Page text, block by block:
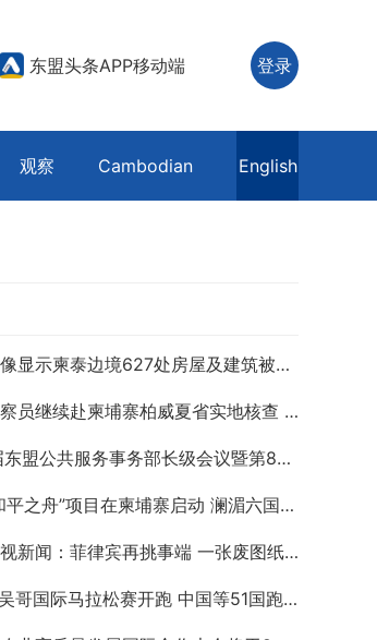
东盟头条APP移动端 登录
观察 Cambodian English
卫星影像显示柬泰边境627处房屋及建筑被夷平 人权组织呼吁保护平民财产
东盟观察员继续赴柬埔寨柏威夏省实地核查 走访遭袭柬埔寨平民村庄
第23届东盟公共服务事务部长级会议暨第8届东盟与中日韩公共服务事务部长级会议在柬埔寨暹粒开幕
“澜湄和平之舟”项目在柬埔寨启动 澜湄六国青年共话和平与发展
中国央视新闻：菲律宾再挑事端 一张废图纸划不走中国黄岩岛
第11届吴哥国际马拉松赛开跑 中国等51国跑者齐聚暹粒